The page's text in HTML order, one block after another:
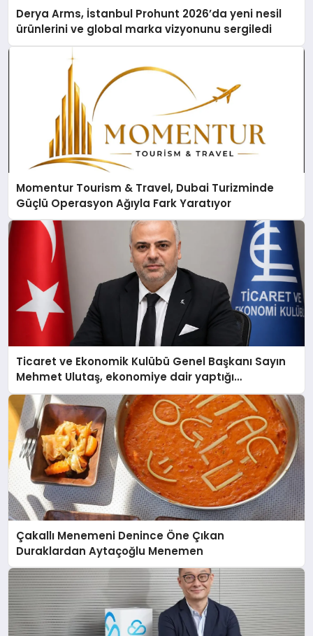
Derya Arms, İstanbul Prohunt 2026’da yeni nesil
ürünlerini ve global marka vizyonunu sergiledi
Momentur Tourism & Travel, Dubai Turizminde
Güçlü Operasyon Ağıyla Fark Yaratıyor
Ticaret ve Ekonomik Kulübü Genel Başkanı Sayın
Mehmet Ulutaş, ekonomiye dair yaptığı
açıklamada şunları kaydetti:
Çakallı Menemeni Denince Öne Çıkan
Duraklardan Aytaçoğlu Menemen